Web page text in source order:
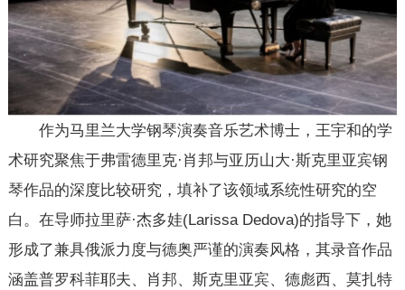
作为马里兰大学钢琴演奏音乐艺术博士，王宇和的学
术研究聚焦于弗雷德里克·肖邦与亚历山大·斯克里亚宾钢
琴作品的深度比较研究，填补了该领域系统性研究的空
白。在导师拉里萨·杰多娃(Larissa Dedova)的指导下，她
形成了兼具俄派力度与德奥严谨的演奏风格，其录音作品
涵盖普罗科菲耶夫、肖邦、斯克里亚宾、德彪西、莫扎特